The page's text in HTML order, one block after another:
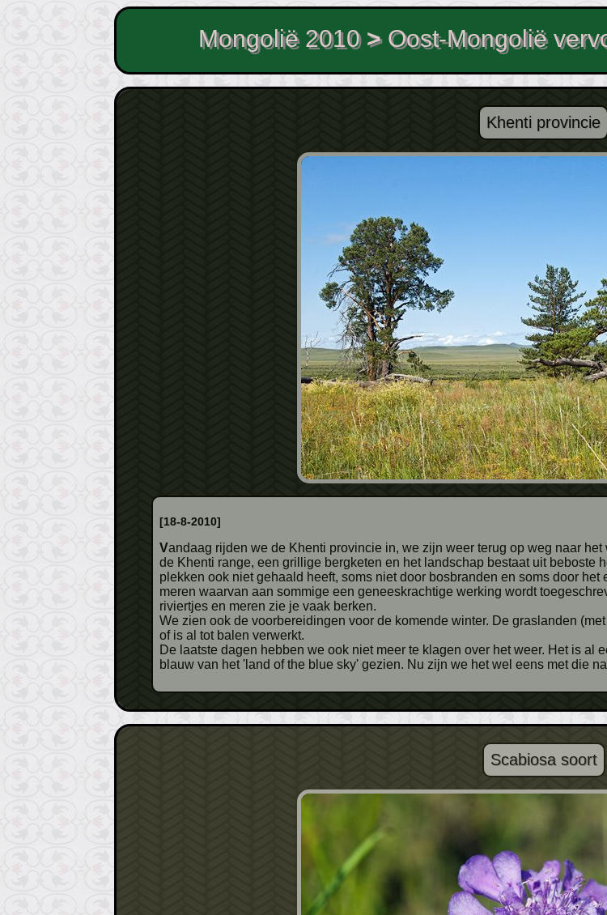
Mongolië 2010> Oost-Mongolië
Khenti provincie
[18-8-2010]
Vandaag rijden we de Khenti provincie in, we zijn weer terug op weg naar het westen. Het landschap verandert echt: we rijden langs
de Khenti range, een grillige bergketen en het landschap bestaat uit beboste
plekken ook niet gehaald heeft, soms niet door bosbranden en soms door
meren waarvan aan sommige een geneeskrachtige werking wordt
riviertjes en meren zie je vaak berken.
We zien ook de voorbereidingen voor de komende winter. De graslanden
of is al tot balen verwerkt.
De laatste dagen hebben we ook niet meer te klagen over het weer. Het is al
blauw van het 'land of the blue sky' gezien. Nu zijn we het wel eens met die
Scabiosa soort